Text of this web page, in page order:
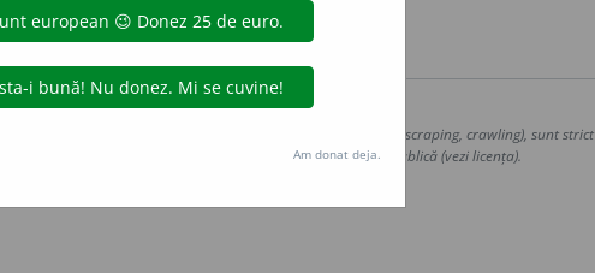
2004-2026 dexonline (https://dexonline.ro)
site, inclusiv prin orice metode de extragere automată (web scraping, crawling), sunt strict
cu excepția seturilor de date oferite oficial spre utilizare publică (vezi licența).
Am donat deja.